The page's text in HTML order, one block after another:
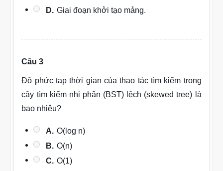
D. Giai đoạn khởi tạo mảng.
Câu 3
Độ phức tạp thời gian của thao tác tìm kiếm trong
cây tìm kiếm nhị phân (BST) lệch (skewed tree) là
bao nhiêu?
A. O(log n)
B. O(n)
C. O(1)